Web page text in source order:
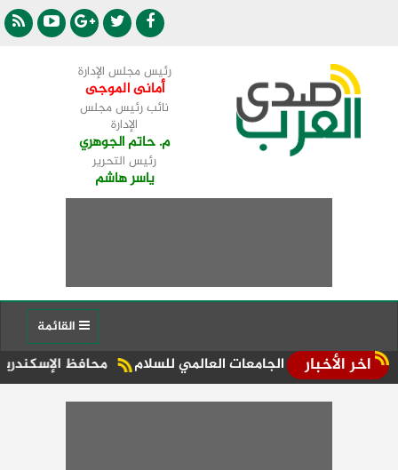
رئيس مجلس الإدارة
أمانى الموجى
نائب رئيس مجلس
الإدارة
م. حاتم الجوهري
رئيس التحرير
ياسر هاشم
اخر الأخبار محافظ الإسكندرية يقود حملة الجامعات العالمي للسلام